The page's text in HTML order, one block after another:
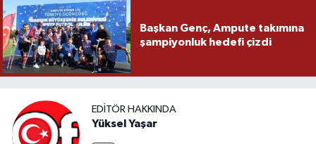
Başkan Genç, Ampute takımına
şampiyonluk hedefi çizdi
EDITÖR HAKKINDA
Yüksel Yaşar